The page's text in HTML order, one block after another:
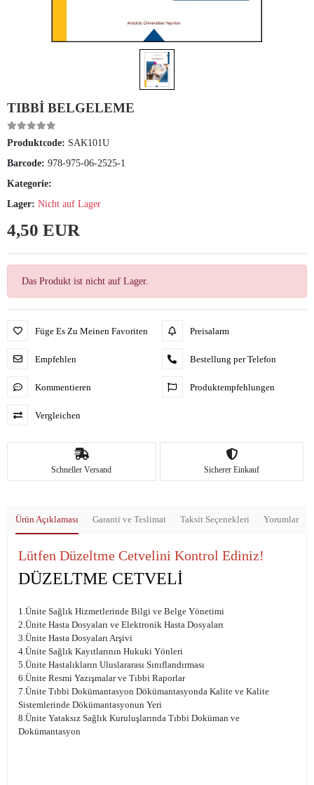
TIBBİ BELGELEME
Produktcode: SAK101U
Barcode: 978-975-06-2525-1
Kategorie:
Lager: Nicht auf Lager
4,50 EUR
Das Produkt ist nicht auf Lager.
Füge Es Zu Meinen Favoriten
Empfehlen
Kommentieren
Vergleichen
Preisalarm
Bestellung per Telefon
Produktempfehlungen
Schneller Versand Sicherer Einkauf
Ürün Açıklaması Garanti ve Teslimat Taksit Seçenekleri Yorumlar
Lütfen Düzeltme Cetvelini Kontrol Ediniz!
DÜZELTME CETVELİ
1.Ünite Sağlık Hizmetlerinde Bilgi ve Belge Yönetimi
2.Ünite Hasta Dosyaları ve Elektronik Hasta Dosyaları
3.Ünite Hasta Dosyaları Arşivi
4.Ünite Sağlık Kayıtlarının Hukuki Yönleri
5.Ünite Hastalıkların Uluslararası Sınıflandırması
6.Ünite Resmi Yazışmalar ve Tıbbi Raporlar
7.Ünite Tıbbi Dokümantasyon Dökümantasyonda Kalite ve Kalite
Sistemlerinde Dökümantasyonun Yeri
8.Ünite Yataksız Sağlık Kuruluşlarında Tıbbi Doküman ve
Dokümantasyon